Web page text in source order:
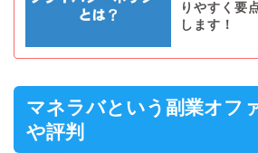
りやすく要
します！
マネラバという副業オフ
や評判